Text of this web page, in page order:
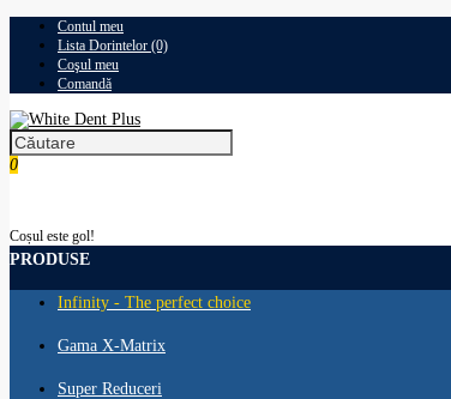
Contul meu
Lista Dorintelor (0)
Coşul meu
Comandă
0
Coșul este gol!
PRODUSE
Infinity - The perfect choice
Gama X-Matrix
Super Reduceri